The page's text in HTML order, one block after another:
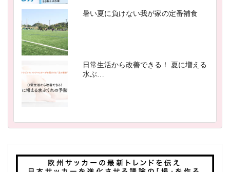
暑い夏に負けない我が家の定番補食
日常生活から改善できる！ 夏に増える
水ぶ…